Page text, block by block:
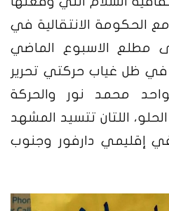
الحكومة الانتقالية في
مطلع الاسبوع الماضي
في ظل غياب حركتي تحرير
محمد نور والحركة
اللتان تتسيد المشهد
إقليمي دارفور وجنوب